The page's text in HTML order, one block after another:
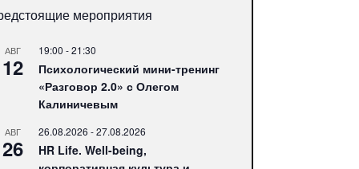
мероприятия
АВГ
12
19:00 -21:30
Психологический мини-тренинг
«Разговор 2.0» с Олегом
Калиничевым
АВГ
26
26.08.2026 -27.08.2026
HR Life. Well-being,